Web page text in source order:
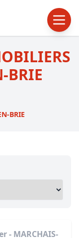
BRIE
BRIE
- MARCHAIS-